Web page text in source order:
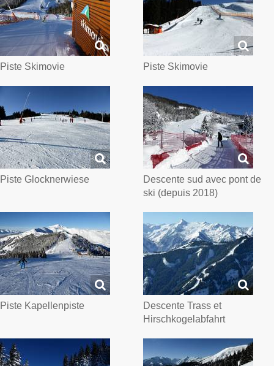
Piste Skimovie Piste Skimovie
Piste Glocknerwiese
Descente sud avec pont de
ski (depuis 2018)
Piste Kapellenpiste
Descente Trass et
Hirschkogelabfahrt